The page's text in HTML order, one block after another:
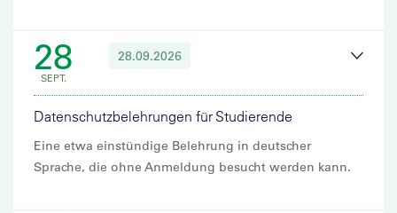
28
SEPT.
28.09.2026
Datenschutzbelehrungen für Studierende
Eine etwa einstündige Belehrung in deutscher
Sprache, die ohne Anmeldung besucht werden kann.